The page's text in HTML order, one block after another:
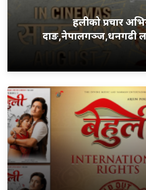
हलीको प्रचार
दाङ,नेपालगञ्ज,धनगढी